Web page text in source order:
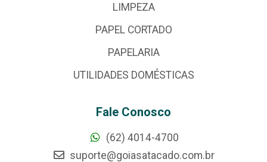
LIMPEZA
PAPEL CORTADO
PAPELARIA
UTILIDADES DOMÉSTICAS
Fale Conosco
(62) 4014-4700
suporte@goiasatacado.com.br